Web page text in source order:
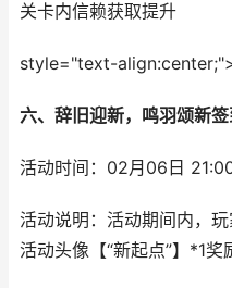
关卡内信赖获取提升
style="text-
六、辞旧迎新，鸣羽颂新
活动时间：02月06日
活动说明：活动期间内，玩
活动头像【“新起点”】*1奖